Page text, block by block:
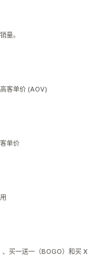
量。
客单价 (AOV)
单价
、买一送一（BOGO）和买 X